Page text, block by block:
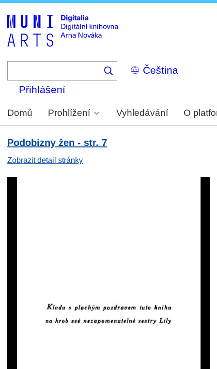
Select
your
Přihlášení
Domů Prohlížení Vyhledávání O
Podobizny žen - str. 7
Zobrazit detail stránky